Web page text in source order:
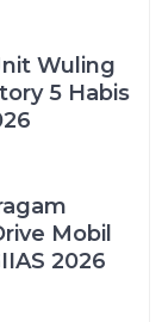
Wuling
5 Habis
Mobil
2026